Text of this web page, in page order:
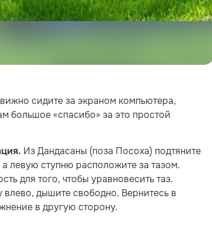
сидите за экраном компьютера,
большое «спасибо» за это простой
Из Дандасаны (поза Посоха) подтяните
левую ступню расположите за тазом.
для того, чтобы уравновесить таз.
дышите свободно. Вернитесь в
в другую сторону.